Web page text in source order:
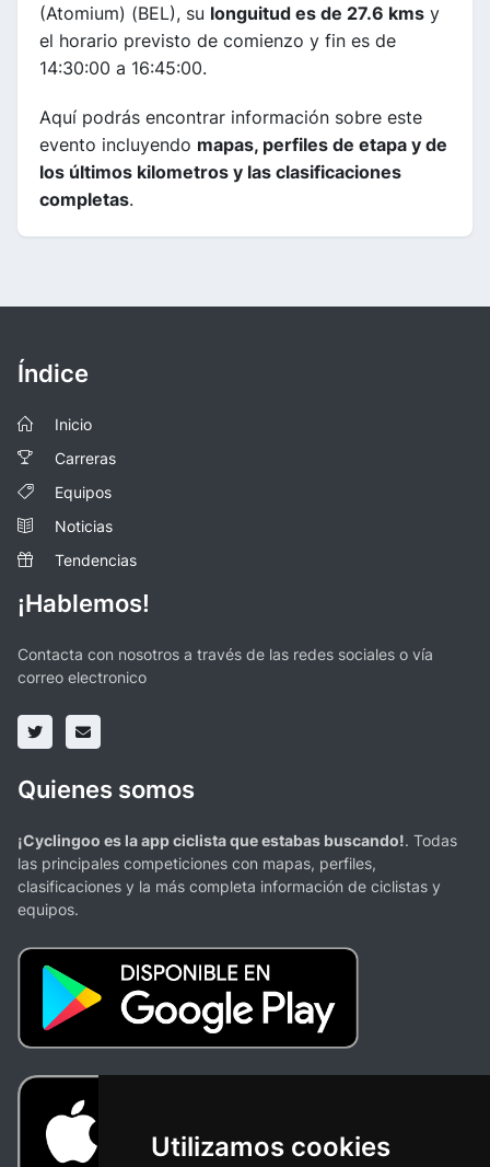
Utilizamos cookies
(Atomium) (BEL), su longuitud es de 27.6 kms y
el horario previsto de comienzo y fin es de
14:30:00 a 16:45:00.
Aquí podrás encontrar información sobre este
evento incluyendo mapas, perfiles de etapa y de
los últimos kilometros y las clasificaciones
completas.
Índice
Inicio
Carreras
Equipos
Noticias
Tendencias
¡Hablemos!
Contacta con nosotros a través de las redes sociales o vía
correo electronico
Quienes somos
¡Cyclingoo es la app ciclista que estabas buscando!. Todas
las principales competiciones con mapas, perfiles,
clasificaciones y la más completa información de ciclistas y
equipos.